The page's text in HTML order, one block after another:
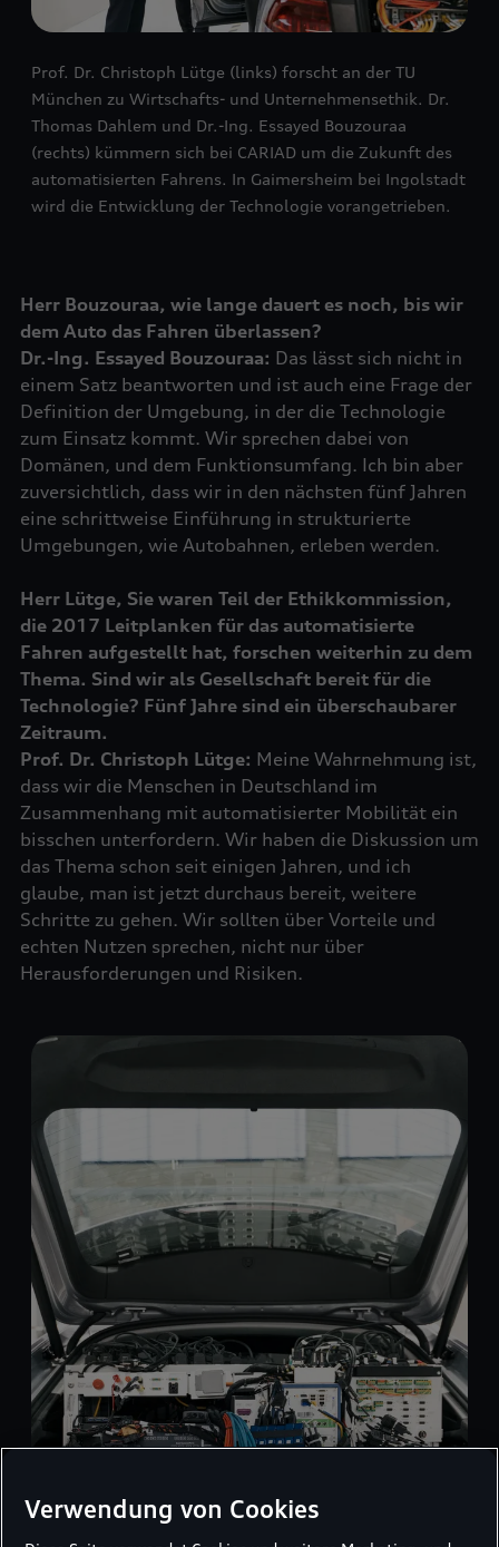
Prof. Dr. Christoph Lütge (links) forscht an der TU
München zu Wirtschafts- und Unternehmensethik. Dr.
Thomas Dahlem und Dr.-Ing. Essayed Bouzouraa
(rechts) kümmern sich bei CARIAD um die Zukunft des
automatisierten Fahrens. In Gaimersheim bei Ingolstadt
wird die Entwicklung der Technologie vorangetrieben.
Herr Bouzouraa, wie lange dauert es noch, bis wir
dem Auto das Fahren überlassen?
Dr.-Ing. Essayed Bouzouraa: Das lässt sich nicht in
einem Satz beantworten und ist auch eine Frage der
Definition der Umgebung, in der die Technologie
zum Einsatz kommt. Wir sprechen dabei von
Domänen, und dem Funktionsumfang. Ich bin aber
zuversichtlich, dass wir in den nächsten fünf Jahren
eine schrittweise Einführung in strukturierte
Umgebungen, wie Autobahnen, erleben werden.
Herr Lütge, Sie waren Teil der Ethikkommission,
die 2017 Leitplanken für das automatisierte
Fahren aufgestellt hat, forschen weiterhin zu dem
Thema. Sind wir als Gesellschaft bereit für die
Technologie? Fünf Jahre sind ein überschaubarer
Zeitraum.
Prof. Dr. Christoph Lütge: Meine Wahrnehmung ist,
dass wir die Menschen in Deutschland im
Zusammenhang mit automatisierter Mobilität ein
bisschen unterfordern. Wir haben die Diskussion um
das Thema schon seit einigen Jahren, und ich
glaube, man ist jetzt durchaus bereit, weitere
Schritte zu gehen. Wir sollten über Vorteile und
echten Nutzen sprechen, nicht nur über
Herausforderungen und Risiken.
Verwendung von Cookies